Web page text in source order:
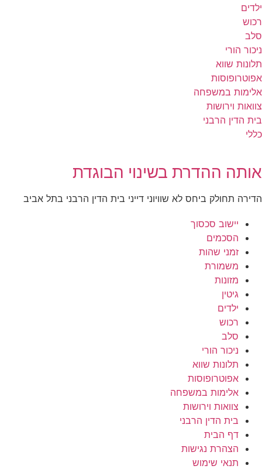
ילדים
רכוש
סלב
ניכור הורי
תלונות שווא
אפוטרופוסות
אלימות במשפחה
צוואות וירושות
בית הדין הרבני
כללי
אותה ההדרת בשינוי הבוגדת
הדירה תחולק ביחס לא שוויוני דייני בית הדין הרבני בתל אביב
יישוב סכסוך
הסכמים
זמני שהות
משמורת
מזונות
גיטין
ילדים
רכוש
סלב
ניכור הורי
תלונות שווא
אפוטרופוסות
אלימות במשפחה
צוואות וירושות
בית הדין הרבני
דף הבית
הצהרת נגישות
תנאי שימוש